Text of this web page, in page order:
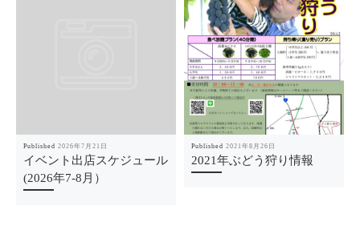
Published2026年7月21日
イベント出店スケジュール
(2026年7-8月）
Published2021年8月26日
2021年ぶどう狩り情報